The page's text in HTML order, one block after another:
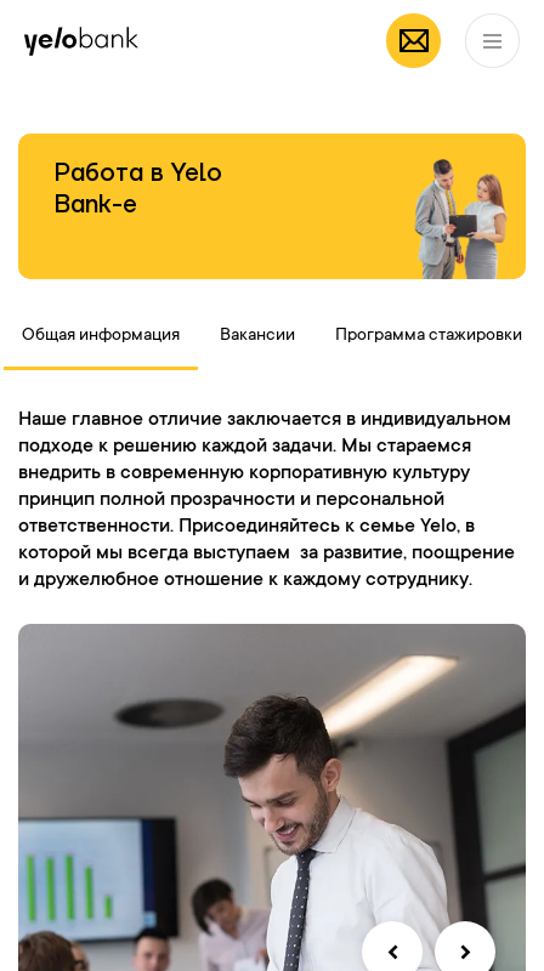
Частным лицам
Работа в Yelo
Bank-е
Общая информация Вакансии Программа стажировки
Наше главное отличие заключается в индивидуальном
подходе к решению каждой задачи. Мы стараемся
внедрить в современную корпоративную культуру
принцип полной прозрачности и персональной
ответственности. Присоединяйтесь к семье Yelo, в
которой мы всегда выступаем за развитие, поощрение
и дружелюбное отношение к каждому сотруднику.